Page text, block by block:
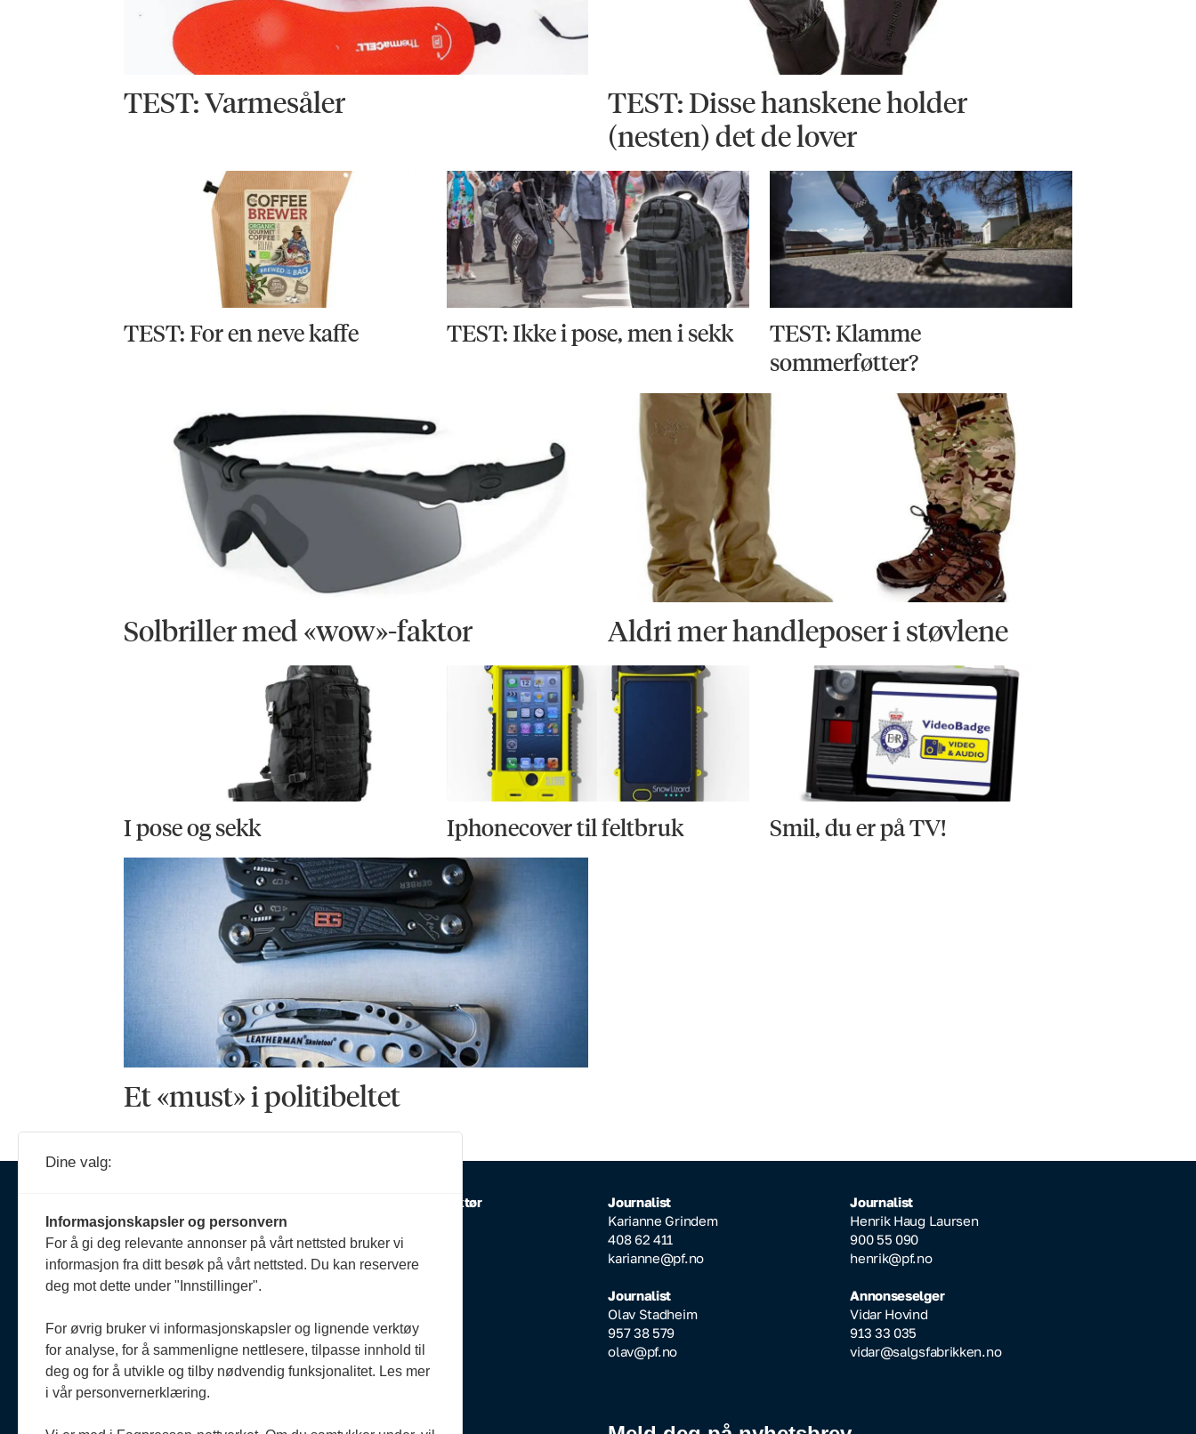
TEST: Varmesåler
TEST: Disse hanskene holder
(nesten) det de lover
TEST: For en neve kaffe TEST: Ikke i pose, men i sekk
TEST: Klamme
sommerføtter?
Solbriller med «wow»-faktor Aldri mer handleposer i støvlene
I pose og sekk Iphonecover til feltbruk Smil, du er på TV!
Et «must» i politibeltet
Om oss
Politiforum er et redaksjonelt
uavhengig fagblad som drives
Redaktørplakaten.
Politiforum er medlem av
Fagpressen.
Ansvarlig redaktør
908 64 608
redaktor@pf.no
920 51 545
oda@pf.no
Journalist
Karianne Grindem
408 62 411
karianne@pf.no
Journalist
Olav Stadheim
957 38 579
olav@pf.no
Journalist
Henrik Haug Laursen
900 55 090
henrik@pf.no
Annonseselger
Vidar Hovind
913 33 035
vidar@salgsfabrikken.no
Dine valg:
Informasjonskapsler og personvern
For å gi deg relevante annonser på vårt nettsted bruker vi
informasjon fra ditt besøk på vårt nettsted. Du kan reservere
deg mot dette under "Innstillinger".
For øvrig bruker vi informasjonskapsler og lignende verktøy
for analyse, for å sammenligne nettlesere, tilpasse innhold til
deg og for å utvikle og tilby nødvendig funksjonalitet. Les mer
i vår personvernerklæring.